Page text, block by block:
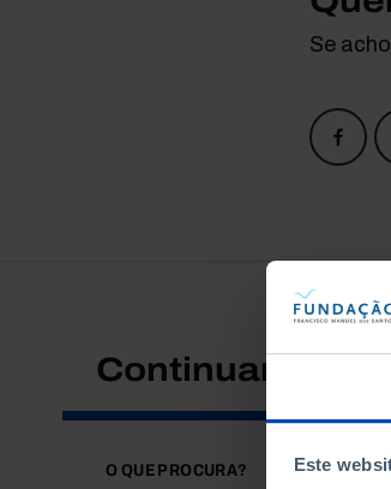
Este
Se
Continuar a
O QUE PROCURA?